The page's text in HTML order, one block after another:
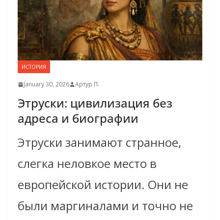
ИСТОРИЯ
January 30, 2026 Артур П.
Этруски: цивилизация без
адреса и биографии
Этруски занимают странное,
слегка неловкое место в
европейской истории. Они не
были маргиналами и точно не